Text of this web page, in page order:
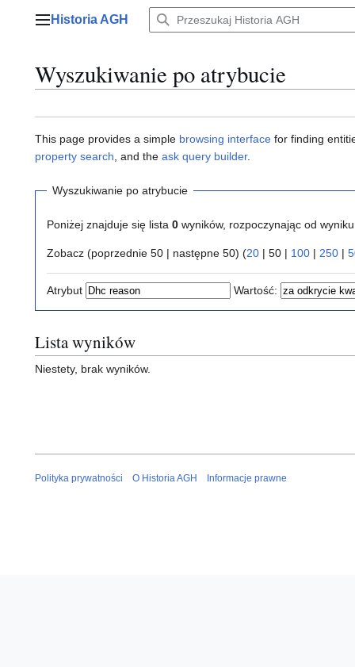
Menu główne
Historia AGH
Wyszukiwanie po atrybucie
This page provides a simple browsing interface for finding
property search , and the ask query builder.
Wyszukiwanie po atrybucie
Poniżej znajduje się lista 0 wyników, rozpoczynając od
Zobacz (poprzednie 50 | następne 50) (20 | 50 | 100 | 250 |
Atrybut Wartość:
Lista wyników
Niestety, brak wyników.
Polityka prywatności O Historia AGH Informacje prawne